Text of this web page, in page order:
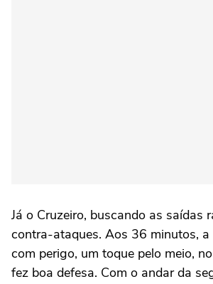
Já o Cruzeiro, buscando as saídas
contra-ataques. Aos 36 minutos, a
com perigo, um toque pelo meio,
fez boa defesa. Com o andar da